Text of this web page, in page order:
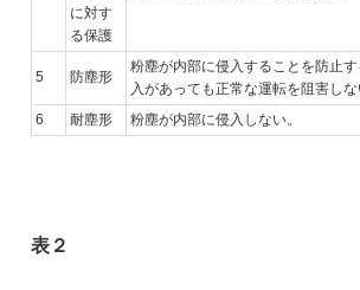
に対す
る保護
5 防塵形
粉塵が内部に侵入することを防止
入があっても正常な運転を阻害しな
6
耐塵形 粉塵が内部に侵入しない。
表２